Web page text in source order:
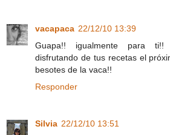
vacapaca 22/12/10 13:39
Guapa!! igualmente para
disfrutando de tus recetas el
besotes de la vaca!!
Responder
Silvia 22/12/10 13:51